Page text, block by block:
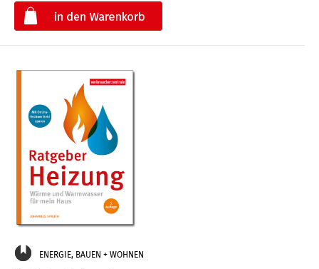
ENERGIE, BAUEN + WOHNEN